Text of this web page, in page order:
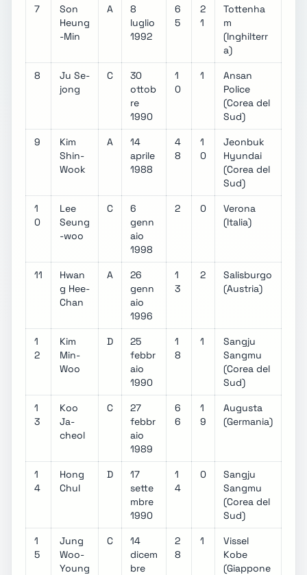
7
Son
Heung
-Min
A
8
luglio
1992
6
5
2
1
Tottenha
m
(Inghilterr
a)
8
Ju Se-
jong
C
30
ottob
re
1990
1
0
1
Ansan
Police
(Corea del
Sud)
9
Kim
Shin-
Wook
A
14
aprile
1988
4
8
1
0
Jeonbuk
Hyundai
(Corea del
Sud)
1
0
Lee
Seung
-woo
C
6
genn
aio
1998
2 0
Verona
(Italia)
11
Hwan
g Hee-
Chan
A
26
genn
aio
1996
1
3
2
Salisburgo
(Austria)
1
2
Kim
Min-
Woo
D
25
febbr
aio
1990
1
8
1
Sangju
Sangmu
(Corea del
Sud)
1
3
Koo
Ja-
cheol
C
27
febbr
aio
1989
6
6
1
9
Augusta
(Germania)
1
4
Hong
Chul
D
17
sette
mbre
1990
1
4
0
Sangju
Sangmu
(Corea del
Sud)
1
5
Jung
Woo-
Young
C
14
dicem
bre
2
8
1
Vissel
Kobe
(Giappone